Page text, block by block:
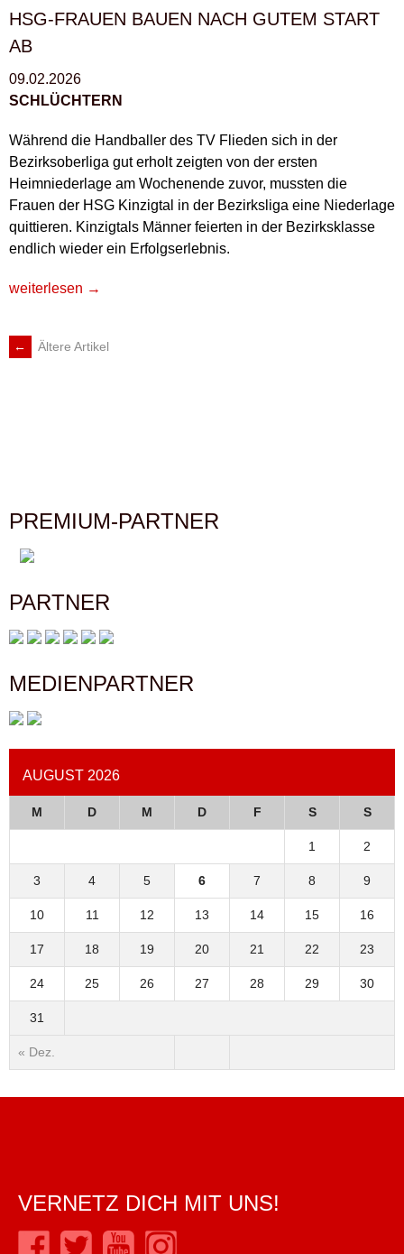
HSG-FRAUEN BAUEN NACH GUTEM START
AB
09.02.2026
SCHLÜCHTERN
Während die Handballer des TV Flieden sich in der
Bezirksoberliga gut erholt zeigten von der ersten
Heimniederlage am Wochenende zuvor, mussten die
Frauen der HSG Kinzigtal in der Bezirksliga eine Niederlage
quittieren. Kinzigtals Männer feierten in der Bezirksklasse
endlich wieder ein Erfolgserlebnis.
„KINZIGTALS
DURSTSTRECKE“
weiterlesen →
BEITRAGSNAVIGATION
← Ältere Artikel
PREMIUM-PARTNER
PARTNER
MEDIENPARTNER
AUGUST 2026
M D M D F S S
« Dez.
1 2
3 4 5 6 7 8 9
10 11 12 13 14 15 16
17 18 19 20 21 22 23
24 25 26 27 28 29 30
31
VERNETZ DICH MIT UNS!